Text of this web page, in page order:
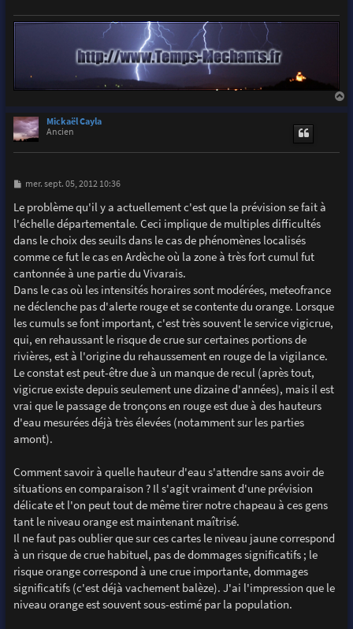
Mickaël Cayla
Ancien
M
s
s
a
e
mer. sept. 05, 2012 10:36
Le problème qu'il y a actuellement c'est que la prévision se fait à
l'échelle départementale. Ceci implique de multiples difficultés
dans le choix des seuils dans le cas de phénomènes localisés
comme ce fut le cas en Ardèche où la zone à très fort cumul fut
cantonnée à une partie du Vivarais.
Dans le cas où les intensités horaires sont modérées, meteofrance
ne déclenche pas d'alerte rouge et se contente du orange. Lorsque
les cumuls se font important, c'est très souvent le service vigicrue,
qui, en rehaussant le risque de crue sur certaines portions de
rivières, est à l'origine du rehaussement en rouge de la vigilance.
Le constat est peut-être due à un manque de recul (après tout,
vigicrue existe depuis seulement une dizaine d'années), mais il est
vrai que le passage de tronçons en rouge est due à des hauteurs
d'eau mesurées déjà très élevées (notamment sur les parties
amont).
Comment savoir à quelle hauteur d'eau s'attendre sans avoir de
situations en comparaison ? Il s'agit vraiment d'une prévision
délicate et l'on peut tout de même tirer notre chapeau à ces gens
tant le niveau orange est maintenant maîtrisé.
Il ne faut pas oublier que sur ces cartes le niveau jaune correspond
à un risque de crue habituel, pas de dommages significatifs ; le
risque orange correspond à une crue importante, dommages
significatifs (c'est déjà vachement balèze). J'ai l'impression que le
niveau orange est souvent sous-estimé par la population.